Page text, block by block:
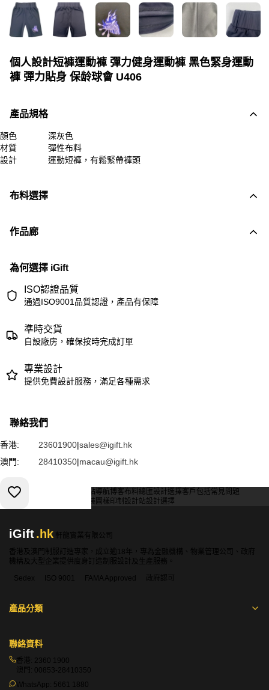
個人設計短褲運動褲 彈力健身運動褲 黑色緊身運動
褲 彈力貼身 保龄球會 U406
產品規格
顏色
深灰色
材質
彈性布料
設計
運動短褲，有鬆緊帶褲頭
布料選擇
作品廊
為何選擇 iGift
ISO認證品質
通過ISO9001品質認證，產品有保障
準時交貨
自設廠房，確保按時完成訂單
專業設計
提供免費設計服務，滿足各種需求
聯絡我們
香港: 23601900|sales@igift.hk
澳門:
28410350|macau@igift.hk
服務條款 網站導航博客布料總匯設計選擇客戶包括常見問題
輔料包裝 圖樣印制 設計站設計選擇
iGift.hk
軒龍實業有限公司
香港及澳門制服訂造專家，成立逾18年，專為金融機構、物業管理公司、政府
機構及大型企業提供度身訂造制服設計及生產服務。
Sedex
ISO 9001 FAMA Approved 政府認可
產品分類
聯絡資料
香港: 2360 1900
澳門: 00853-28410350
WhatsApp: 5661 1880